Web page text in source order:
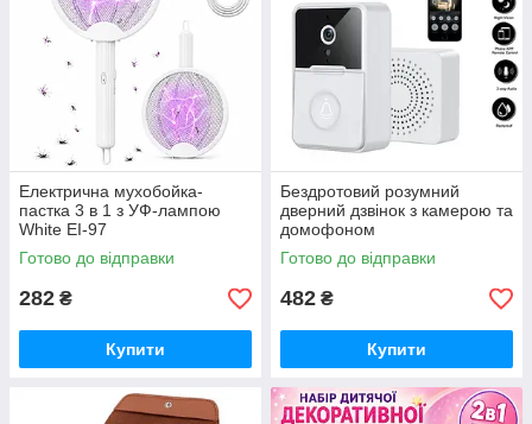
Електрична мухобойка-
пастка 3 в 1 з УФ-лампою
White EI-97
Готово до відправки
282 ₴
Купити
Бездротовий розумний
дверний дзвінок з камерою та
домофоном
водонепроникний AE-50
Готово до відправки
482 ₴
Купити